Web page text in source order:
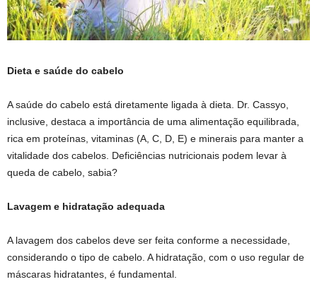
Dieta e saúde do cabelo
A saúde do cabelo está diretamente ligada à dieta. Dr. Cassyo,
inclusive, destaca a importância de uma alimentação equilibrada,
rica em proteínas, vitaminas (A, C, D, E) e minerais para manter a
vitalidade dos cabelos. Deficiências nutricionais podem levar à
queda de cabelo, sabia?
Lavagem e hidratação adequada
A lavagem dos cabelos deve ser feita conforme a necessidade,
considerando o tipo de cabelo. A hidratação, com o uso regular de
máscaras hidratantes, é fundamental.